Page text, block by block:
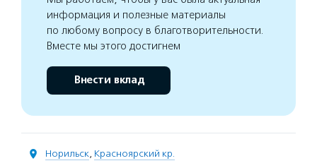
информация и полезные материалы
по любому вопросу в благотворительности.
Вместе мы этого достигнем
Внести вклад
Норильск, Красноярский кр.